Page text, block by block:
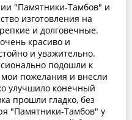
"Памятники-Тамбов" и
изготовления на
и долговечные.
красиво и
и уважительно.
подошли к
пожелания и внесли
улучшило конечный
прошли гладко, без
"Памятники-Тамбов" у